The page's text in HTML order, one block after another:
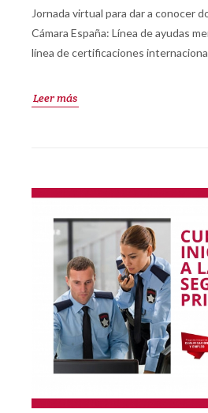
Jornada virtual para dar a conocer
Cámara España: Línea de ayudas
línea de certificaciones
Leer más